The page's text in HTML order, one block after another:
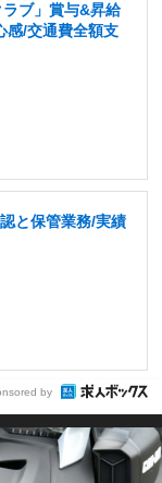
ブ」賞与&昇給
感/交通費全額支
と保管業務/実績
by